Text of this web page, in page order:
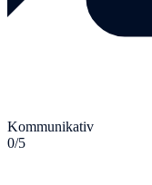
Kommunikativ
0/5